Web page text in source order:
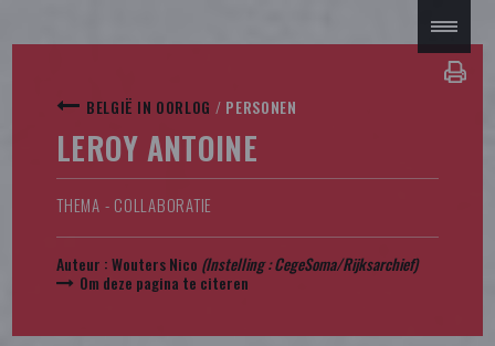
BELGIË IN OORLOG / PERSONEN
LEROY ANTOINE
THEMA - COLLABORATIE
Auteur :Wouters Nico (Instelling : CegeSoma/Rijksarchief)
Om deze pagina te citeren